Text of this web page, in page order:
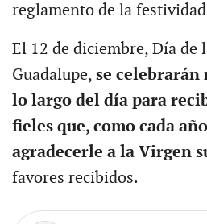
reglamento de la
El 12 de diciembre, Día de
Guadalupe, se celebrarán
lo largo del día para
fieles que, como cada
agradecerle a la Virgen
favores recibidos.